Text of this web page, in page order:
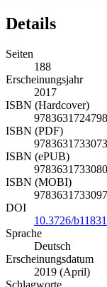
Details
Seiten
188
Erscheinungsjahr
2017
ISBN (Hardcover)
9783631724798
ISBN (PDF)
9783631733073
ISBN (ePUB)
9783631733080
ISBN (MOBI)
9783631733097
DOI
10.3726/b11831
Sprache
Deutsch
Erscheinungsdatum
2019 (April)
Schlagworte